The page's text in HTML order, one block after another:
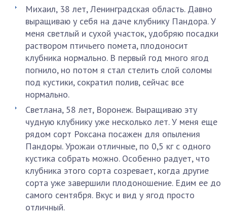
Михаил, 38 лет, Ленинградская область. Давно
выращиваю у себя на даче клубнику Пандора. У
меня светлый и сухой участок, удобряю посадки
раствором птичьего помета, плодоносит
клубника нормально. В первый год много ягод
погнило, но потом я стал стелить слой соломы
под кустики, сократил полив, сейчас все
нормально.
Светлана, 58 лет, Воронеж. Выращиваю эту
чудную клубнику уже несколько лет. У меня еще
рядом сорт Роксана посажен для опыления
Пандоры. Урожаи отличные, по 0,5 кг с одного
кустика собрать можно. Особенно радует, что
клубника этого сорта созревает, когда другие
сорта уже завершили плодоношение. Едим ее до
самого сентября. Вкус и вид у ягод просто
отличный.